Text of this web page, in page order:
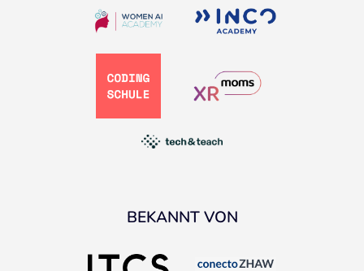
BEKANNT VON